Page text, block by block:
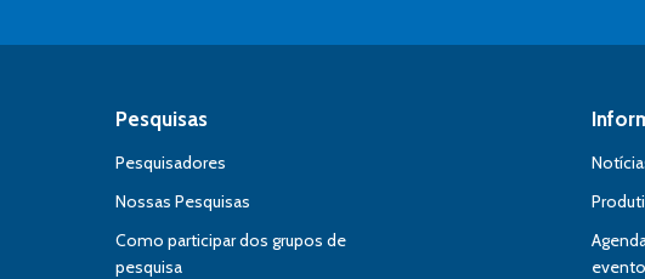
Pesquisas
Pesquisadores
Nossas Pesquisas
Como participar dos grupos de
pesquisa